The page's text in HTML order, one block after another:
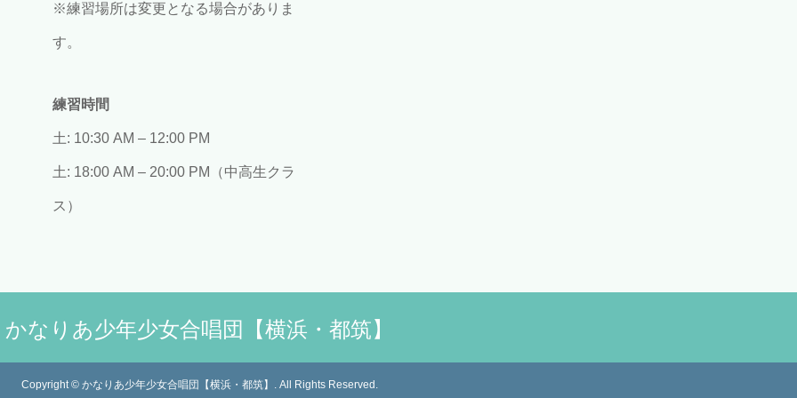
※練習場所は変更となる場合がありま
す。
練習時間
土: 10:30 AM – 12:00 PM
土: 18:00 AM – 20:00 PM（中高生クラ
ス）
かなりあ少年少女合唱団【横浜・都筑】
Copyright© かなりあ少年少女合唱団【横浜・都筑】 . All Rights Reserved.